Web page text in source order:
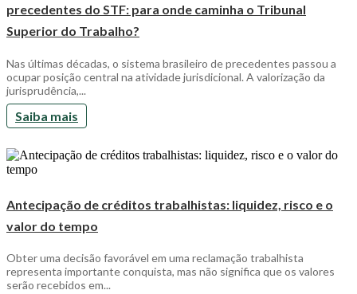
precedentes do STF: para onde caminha o Tribunal
Superior do Trabalho?
Nas últimas décadas, o sistema brasileiro de precedentes passou a
ocupar posição central na atividade jurisdicional. A valorização da
jurisprudência,...
Saiba mais
Antecipação de créditos trabalhistas: liquidez, risco e o
valor do tempo
Obter uma decisão favorável em uma reclamação trabalhista
representa importante conquista, mas não significa que os valores
serão recebidos em...